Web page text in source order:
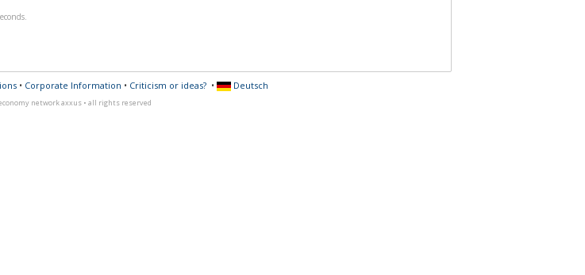
• Corporate Information • Criticism or ideas?• Deutsch
network axxus • all rights reserved